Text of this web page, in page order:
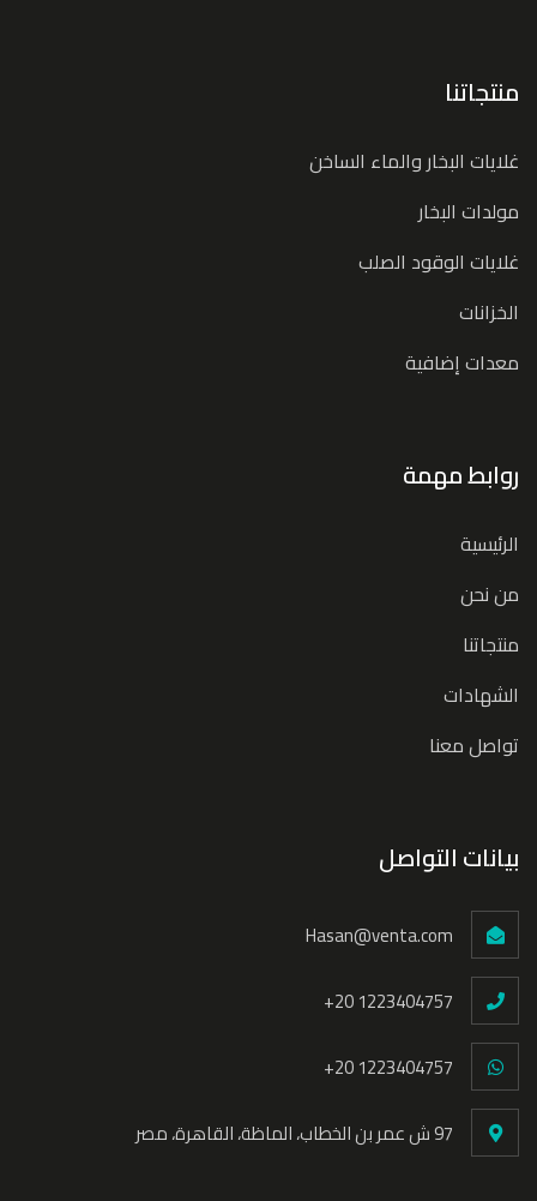
منتجاتنا
غلايات البخار والماء الساخن
مولدات البخار
غلايات الوقود الصلب
الخزانات
معدات إضافية
روابط مهمة
الرئيسية
من نحن
منتجاتنا
الشهادات
تواصل معنا
بيانات التواصل
Hasan@venta.com
+20 1223404757
+20 1223404757
97 ش عمر بن الخطاب، الماظة، القاهرة، مصر